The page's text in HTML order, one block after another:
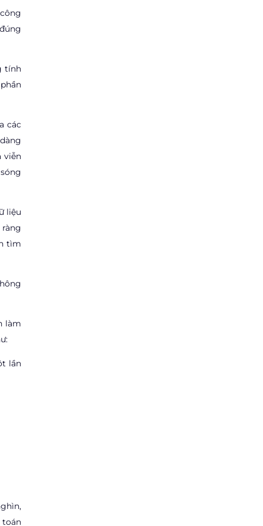
tính
các
viễn
liệu
tìm
làm
lần
toán